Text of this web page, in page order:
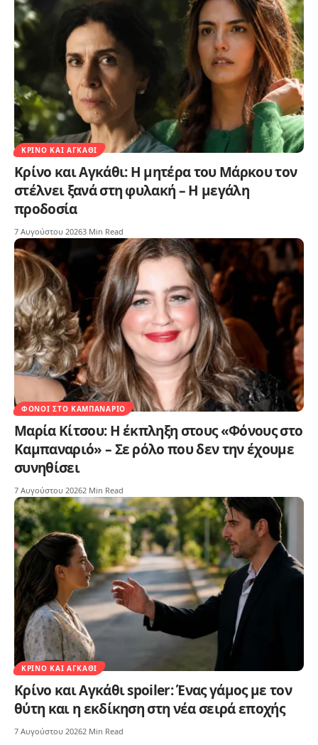
ΚΡΊΝΟ ΚΑΙ ΑΓΚΆΘΙ
Κρίνο και Αγκάθι: Η μητέρα του Μάρκου τον
στέλνει ξανά στη φυλακή – Η μεγάλη
προδοσία
7 Αυγούστου 20263 Min Read
ΦΌΝΟΙ ΣΤΟ ΚΑΜΠΑΝΑΡΙΌ
Μαρία Κίτσου: Η έκπληξη στους «Φόνους στο
Καμπαναριό» – Σε ρόλο που δεν την έχουμε
συνηθίσει
7 Αυγούστου 20262 Min Read
ΚΡΊΝΟ ΚΑΙ ΑΓΚΆΘΙ
Κρίνο και Αγκάθι spoiler: Ένας γάμος με τον
θύτη και η εκδίκηση στη νέα σειρά εποχής
7 Αυγούστου 20262 Min Read